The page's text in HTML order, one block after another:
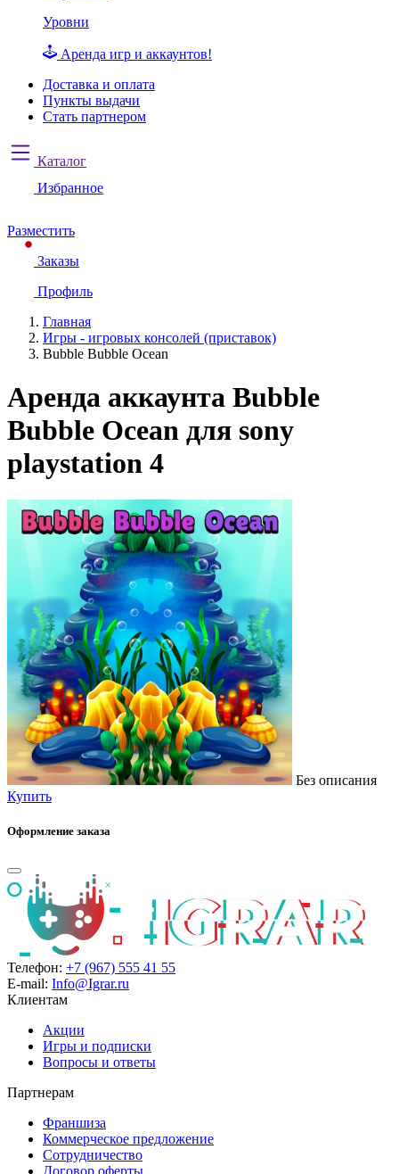
Уровни
Аренда игр и аккаунтов!
Доставка и оплата
Пункты выдачи
Стать партнером
Каталог
Избранное
Разместить
Заказы
Профиль
Главная
Игры - игровых консолей (приставок)
Bubble Bubble Ocean
Аренда аккаунта Bubble
Bubble Ocean для sony
playstation 4
Без описания
Купить
Оформление заказа
Телефон: +7 (967) 555 41 55
E-mail: Info@Igrar.ru
Клиентам
Акции
Игры и подписки
Вопросы и ответы
Партнерам
Франшиза
Коммерческое предложение
Сотрудничество